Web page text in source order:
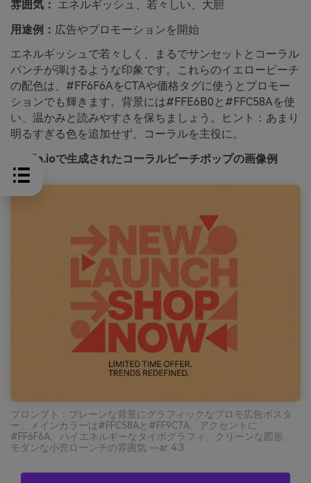
雰囲気： エネルギッシュ、若々しい、大胆
用途例： 広告やプロモーションを開始
エネルギッシュで若々しく、まるでサンセットとコーラル
パンチが弾けるような印象です。これらのイエローピーチ
の配色は、#FF6F6AをCTAや価格タグに使うとプロモー
ションでも輝きます。背景には#FFE6B0と#FFC58Aを使
い、温かみと読みやすさを保ちましょう。ヒント：あまり
明るすぎる色を追加せず、コーラルを主役に。
media.ioで生成されたコーラルピーチポップの画像例
プロンプト：プレーンな背景にグラフィックなプロモ広告ポスタ
ー、メインカラーは#FFC58Aと#FF9C7A、アクセントに
#FF6F6A。ハイエネルギーなタイポグラフィ、クリーンな図形、
モダンな小売ローンチの雰囲気 --ar 4:3